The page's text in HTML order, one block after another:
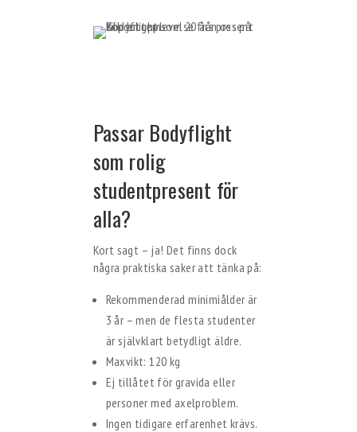
Passar Bodyflight
som rolig
studentpresent för
alla?
Kort sagt – ja! Det finns dock
några praktiska saker att tänka på:
Rekommenderad minimiålder är
3 år – men de flesta studenter
är självklart betydligt äldre.
Maxvikt: 120 kg
Ej tillåtet för gravida eller
personer med axelproblem.
Ingen tidigare erfarenhet krävs.